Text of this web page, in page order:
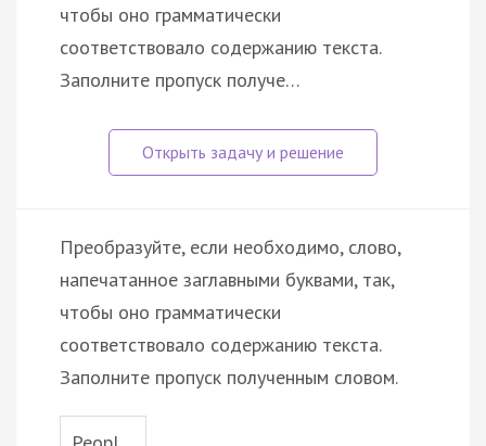
чтобы оно грамматически
соответствовало содержанию текста.
Заполните пропуск получе…
Преобразуйте, если необходимо, слово,
напечатанное заглавными буквами, так,
чтобы оно грамматически
соответствовало содержанию текста.
Заполните пропуск полученным словом.